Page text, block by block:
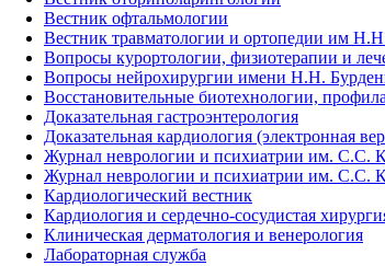
Вестник офтальмологии
Вестник травматологии и ортопедии им
Вопросы курортологии, физиотерапии и
Вопросы нейрохирургии имени Н.Н.
Восстановительные биотехнологии,
Доказательная гастроэнтерология
Доказательная кардиология (электронная
Журнал неврологии и психиатрии им. С.С.
Журнал неврологии и психиатрии им. С.С.
Кардиологический вестник
Кардиология и сердечно-сосудистая
Клиническая дерматология и венерология
Лабораторная служба